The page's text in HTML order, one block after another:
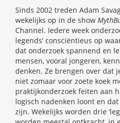
Sinds 2002 treden Adam
wekelijks op in de show
Channel. Iedere week
legends’ consciëntieus op
dat onderzoek spannend en
mensen, vooral jongeren,
denken. Ze brengen over dat
niet zomaar voor zoete koek
praktijkonderzoek feiten aan
logisch nadenken loont en
zijn. Wekelijks worden drie